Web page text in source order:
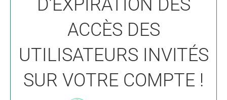
D’EXPIRATION DES
ACCÈS DES
UTILISATEURS INVITÉS
SUR VOTRE COMPTE !